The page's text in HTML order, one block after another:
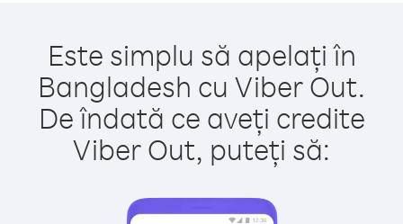
Este simplu să apelați în
Bangladesh cu Viber Out.
De îndată ce aveți credite
Viber Out, puteți să: